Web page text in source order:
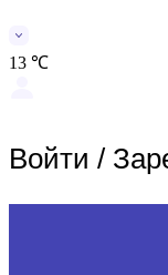
13 ℃
Войти /